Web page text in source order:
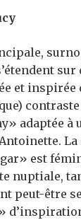
sur
et inspirée
adaptée à
est
nuptiale,
peut-être